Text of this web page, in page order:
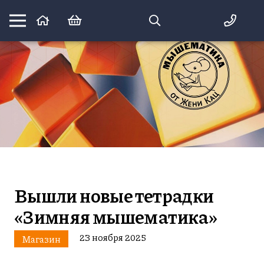
Математика вприпрыжку:
идеи и игры для детей и их родителей
Вышли новые тетрадки
«Зимняя мышематика»
Магазин 23 ноября 2025